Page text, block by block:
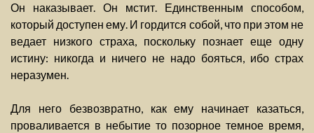
Он наказывает. Он мстит. Единственным способом,
который доступен ему. И гордится собой, что при этом не
ведает низкого страха, поскольку познает еще одну
истину: никогда и ничего не надо бояться, ибо страх
неразумен.
Для него безвозвратно, как ему начинает казаться,
проваливается в небытие то позорное темное время,